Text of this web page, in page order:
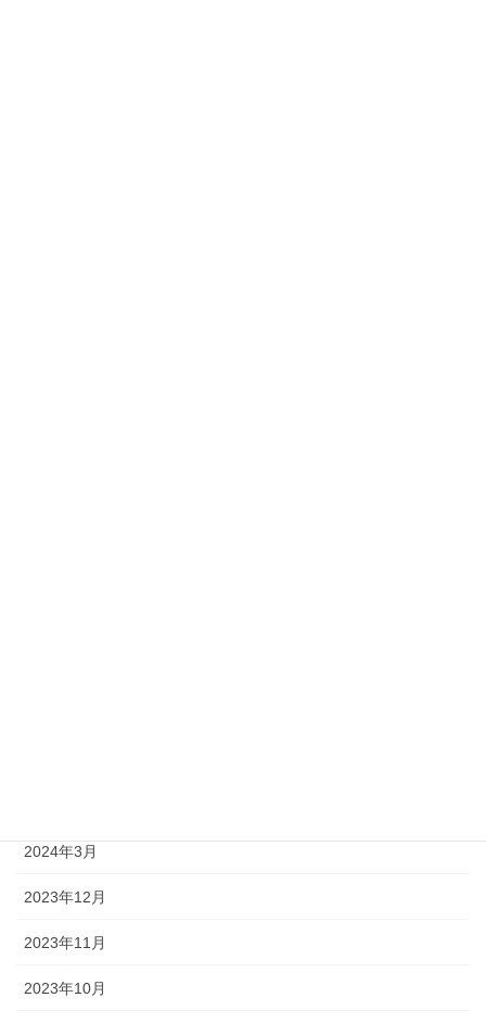
2024年3月
2023年12月
2023年11月
2023年10月